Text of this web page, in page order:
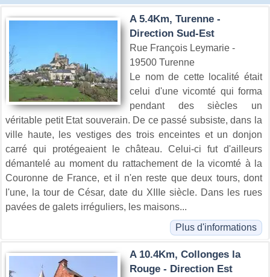
A 5.4Km, Turenne -
Direction Sud-Est
Rue François Leymarie -
19500 Turenne
Le nom de cette localité était
celui d'une vicomté qui forma
pendant des siècles un
véritable petit Etat souverain. De ce passé subsiste, dans la
ville haute, les vestiges des trois enceintes et un donjon
carré qui protégeaient le château. Celui-ci fut d'ailleurs
démantelé au moment du rattachement de la vicomté à la
Couronne de France, et il n'en reste que deux tours, dont
l'une, la tour de César, date du XIIIe siècle. Dans les rues
pavées de galets irréguliers, les maisons...
Plus d'informations
A 10.4Km, Collonges la
Rouge - Direction Est